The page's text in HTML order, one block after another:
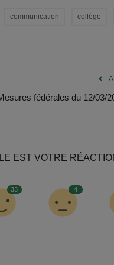
communication collège
fédérales du 12/03/
EST VOTRE
33 4